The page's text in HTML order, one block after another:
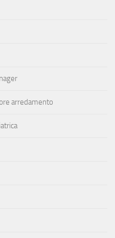
arredamento